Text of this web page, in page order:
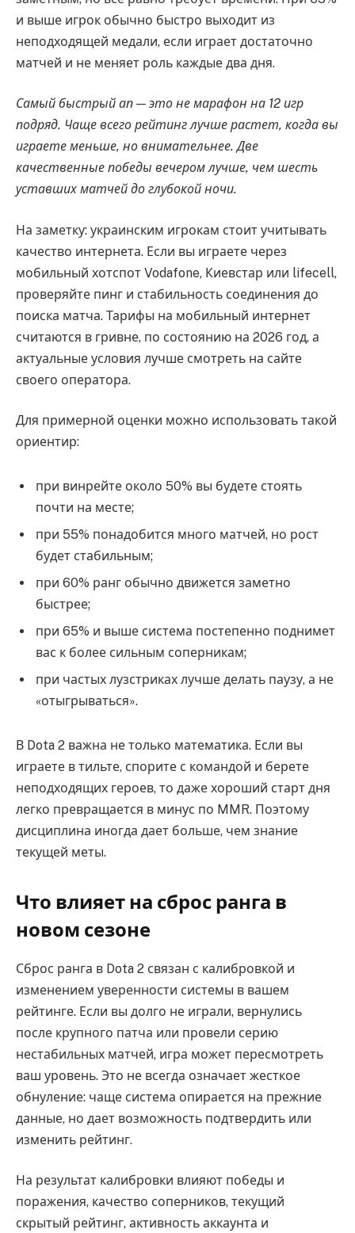
и выше игрок обычно быстро выходит из
неподходящей медали, если играет достаточно
матчей и не меняет роль каждые два дня.
Самый быстрый ап — это не марафон на 12 игр
подряд. Чаще всего рейтинг лучше растет, когда вы
играете меньше, но внимательнее. Две
качественные победы вечером лучше, чем шесть
уставших матчей до глубокой ночи.
На заметку: украинским игрокам стоит учитывать
качество интернета. Если вы играете через
мобильный хотспот Vodafone, Киевстар или lifecell,
проверяйте пинг и стабильность соединения до
поиска матча. Тарифы на мобильный интернет
считаются в гривне, по состоянию на 2026 год, а
актуальные условия лучше смотреть на сайте
своего оператора.
Для примерной оценки можно использовать такой
ориентир:
при винрейте около 50% вы будете стоять
почти на месте;
при 55% понадобится много матчей, но рост
будет стабильным;
при 60% ранг обычно движется заметно
быстрее;
при 65% и выше система постепенно поднимет
вас к более сильным соперникам;
при частых лузстриках лучше делать паузу, а не
«отыгрываться».
В Dota 2 важна не только математика. Если вы
играете в тильте, спорите с командой и берете
неподходящих героев, то даже хороший старт дня
легко превращается в минус по MMR. Поэтому
дисциплина иногда дает больше, чем знание
текущей меты.
Что влияет на сброс ранга в
новом сезоне
Сброс ранга в Dota 2 связан с калибровкой и
изменением уверенности системы в вашем
рейтинге. Если вы долго не играли, вернулись
после крупного патча или провели серию
нестабильных матчей, игра может пересмотреть
ваш уровень. Это не всегда означает жесткое
обнуление: чаще система опирается на прежние
данные, но дает возможность подтвердить или
изменить рейтинг.
На результат калибровки влияют победы и
поражения, качество соперников, текущий
скрытый рейтинг, активность аккаунта и